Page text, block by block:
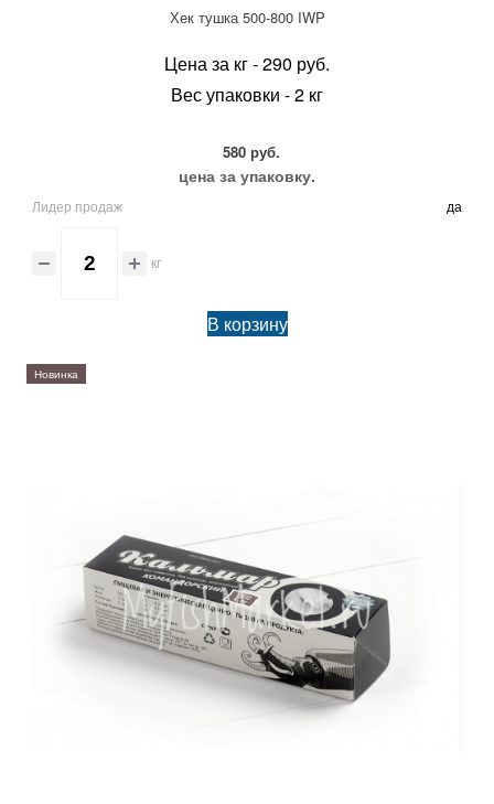
Хек тушка 500-800 IWP
Цена за кг - 290 руб.
Вес упаковки - 2 кг
580 руб.
цена за упаковку.
Лидер продаж да
кг
В корзину
Новинка